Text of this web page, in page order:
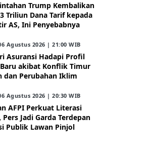
Trump Kembalikan
Triliun Dana Tarif kepada
AS, Ini Penyebabnya
Agustus 2026 | 21:00 WIB
Asuransi Hadapi Profil
akibat Konflik Timur
dan Perubahan Iklim
Agustus 2026 | 20:30 WIB
AFPI Perkuat Literasi
Pers Jadi Garda Terdepan
Publik Lawan Pinjol